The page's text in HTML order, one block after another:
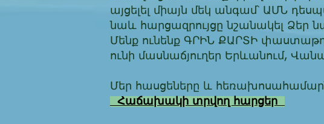
այցելել միայն մեկ անգամ՝ ԱՄՆ
նաև հարցազրույցը նշանակել Ձեր
Մենք ունենք ԳՐԻՆ ՔԱՐՏԻ
ունի մասնաճյուղեր Երևանում,
Մեր հասցեները և
Հաճախակի տրվող հարցեր